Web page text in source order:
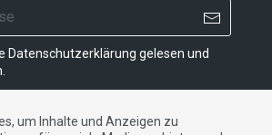
Datenschutzerklärung gelesen und
um Inhalte und Anzeigen zu